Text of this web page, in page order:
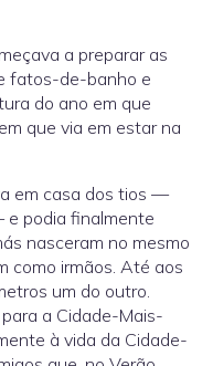
a preparar as
fatos-de-banho e
do ano em que
que via em estar na
em casa dos tios —
e podia finalmente
nasceram no mesmo
como irmãos. Até aos
um do outro.
a Cidade-Mais-
à vida da Cidade-